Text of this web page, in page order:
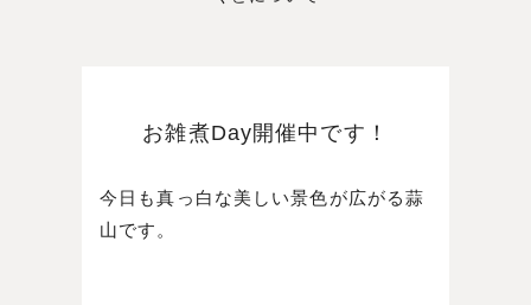
お雑煮Day開催中です！
今日も真っ白な美しい景色が広がる蒜
山です。